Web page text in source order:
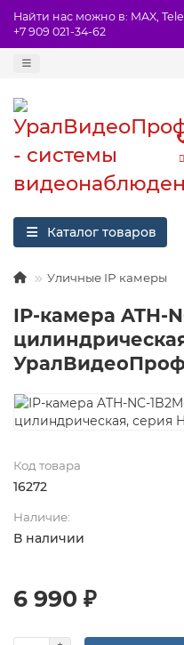
Найти нас можно в: MAX,
+7 909 021-34-62
Каталог товаров
Уличные IP камеры
IP-камера ATH-
Код товара
16272
Наличие:
В наличии
6 990 ₽